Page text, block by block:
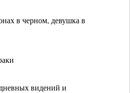
в черном, девушка в
видений и